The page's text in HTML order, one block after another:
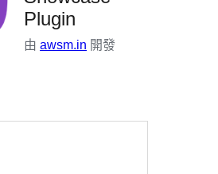
Plugin
由 awsm.in 開發